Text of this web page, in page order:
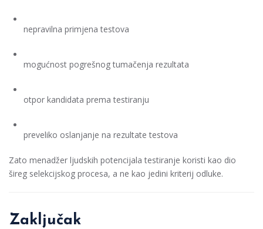
nepravilna primjena testova
mogućnost pogrešnog tumačenja rezultata
otpor kandidata prema testiranju
preveliko oslanjanje na rezultate testova
Zato menadžer ljudskih potencijala testiranje koristi kao dio
šireg selekcijskog procesa, a ne kao jedini kriterij odluke.
Zaključak